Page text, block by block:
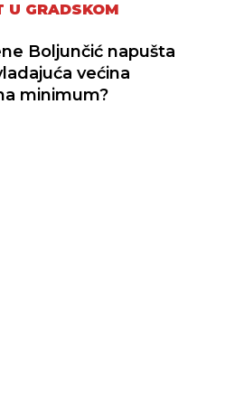
U GRADSKOM
Boljunčić napušta
većina
minimum?